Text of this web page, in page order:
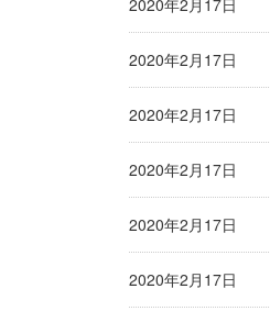
2020年2月17日
2020年2月17日
2020年2月17日
2020年2月17日
2020年2月17日
2020年2月17日